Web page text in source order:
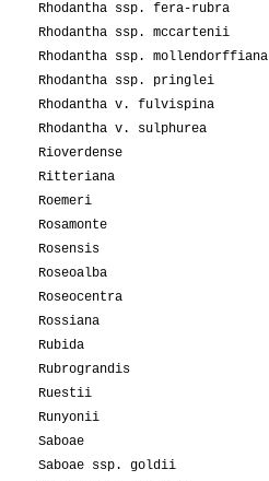
Rhodantha ssp. fera-rubra
Rhodantha ssp. mccartenii
Rhodantha ssp. mollendorffiana
Rhodantha ssp. pringlei
Rhodantha v. fulvispina
Rhodantha v. sulphurea
Rioverdense
Ritteriana
Roemeri
Rosamonte
Rosensis
Roseoalba
Roseocentra
Rossiana
Rubida
Rubrograndis
Ruestii
Runyonii
Saboae
Saboae ssp. goldii